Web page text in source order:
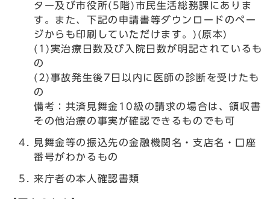
ター及び市役所(5階)市民生活総務課にありま
す。また、下記の申請書等ダウンロードのペー
ジからも印刷していただけます。)(原本)
(1)実治療日数及び入院日数が明記されているも
の
(2)事故発生後7日以内に医師の診断を受けたも
の
備考：共済見舞金10級の請求の場合は、領収書
その他治療の事実が確認できるものでも可
見舞金等の振込先の金融機関名・支店名・口座
番号がわかるもの
来庁者の本人確認書類